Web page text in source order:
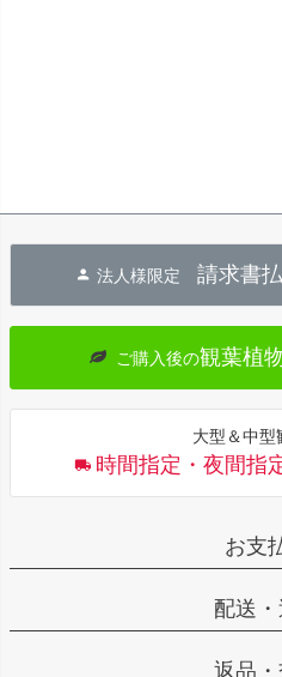
法人様限定 請求書
ご購入後の観葉植
大型＆中型
時間指定・夜間指
お支
配送
返品